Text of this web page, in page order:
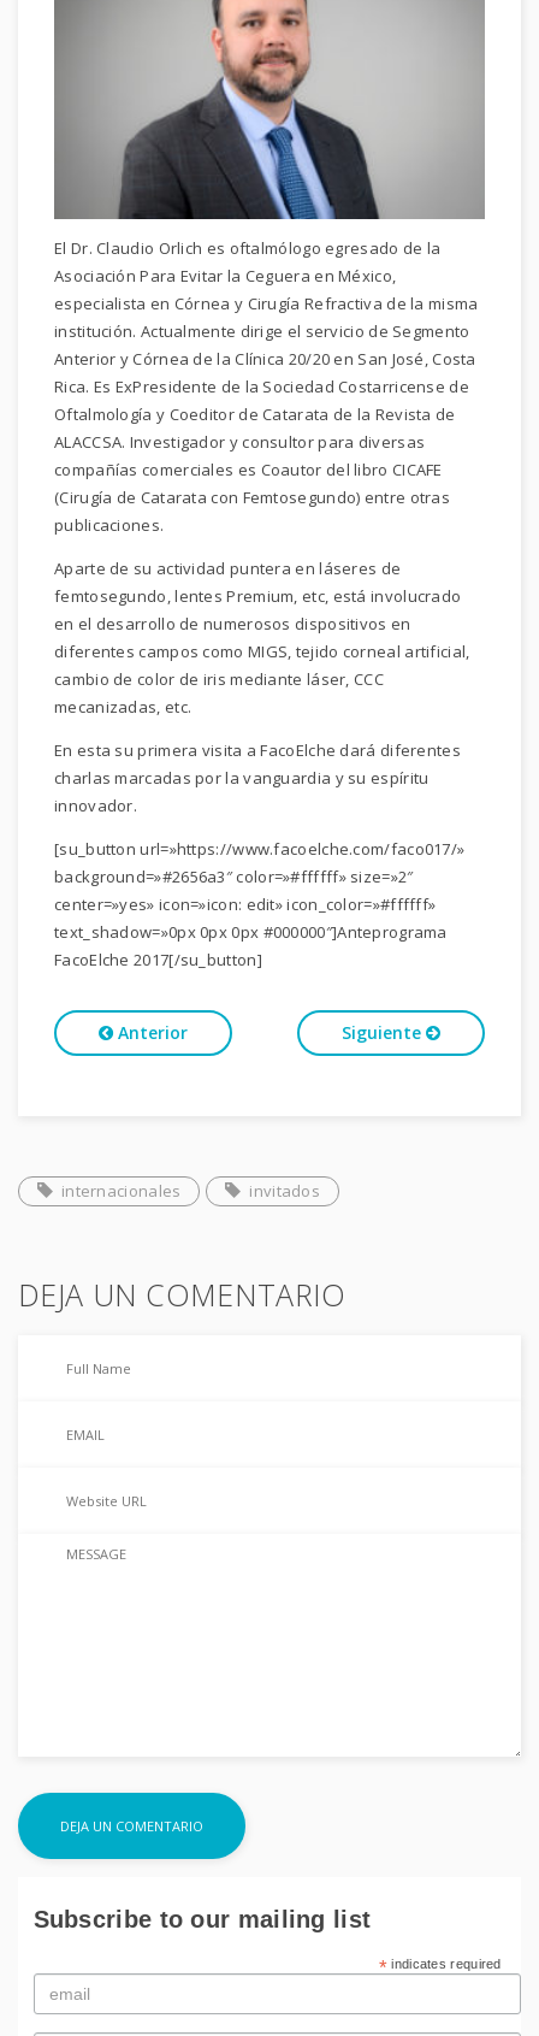
El Dr. Claudio Orlich es oftalmólogo egresado de la
Asociación Para Evitar la Ceguera en México,
especialista en Córnea y Cirugía Refractiva de la misma
institución. Actualmente dirige el servicio de Segmento
Anterior y Córnea de la Clínica 20/20 en San José, Costa
Rica. Es ExPresidente de la Sociedad Costarricense de
Oftalmología y Coeditor de Catarata de la Revista de
ALACCSA. Investigador y consultor para diversas
compañías comerciales es Coautor del libro CICAFE
(Cirugía de Catarata con Femtosegundo) entre otras
publicaciones.
Aparte de su actividad puntera en láseres de
femtosegundo, lentes Premium, etc, está involucrado
en el desarrollo de numerosos dispositivos en
diferentes campos como MIGS, tejido corneal artificial,
cambio de color de iris mediante láser, CCC
mecanizadas, etc.
En esta su primera visita a FacoElche dará diferentes
charlas marcadas por la vanguardia y su espíritu
innovador.
[su_button url=»https://www.facoelche.com/faco017/»
background=»#2656a3″ color=»#ffffff» size=»2″
center=»yes» icon=»icon: edit» icon_color=»#ffffff»
text_shadow=»0px 0px 0px #000000″]Anteprograma
FacoElche 2017[/su_button]
Anterior Siguiente
internacionales invitados
DEJA UN COMENTARIO
Subscribe to our mailing list
* indicates required
Email
*